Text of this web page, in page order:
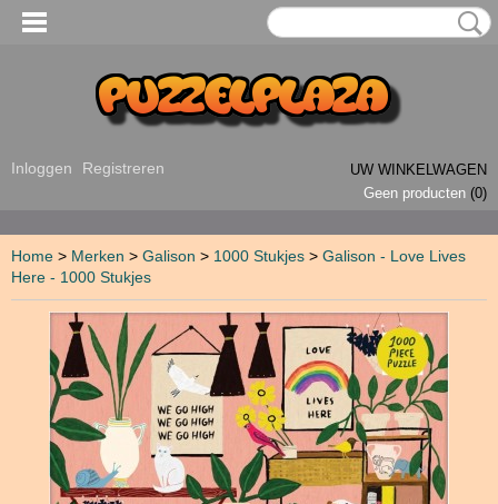
Inloggen Registreren
UW WINKELWAGEN
Geen producten (0)
Home > Merken > Galison > 1000 Stukjes > Galison - Love Lives
Here - 1000 Stukjes